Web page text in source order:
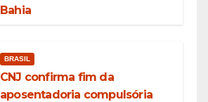
Bahia
BRASIL
CNJ confirma fim da
aposentadoria compulsória